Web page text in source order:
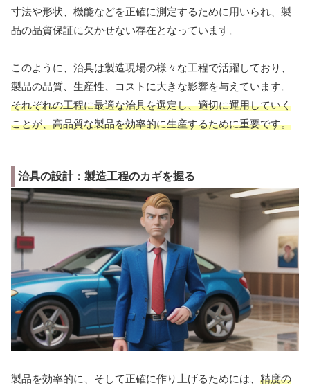
寸法や形状、機能などを正確に測定するために用いられ、製
品の品質保証に欠かせない存在となっています。
このように、治具は製造現場の様々な工程で活躍しており、
製品の品質、生産性、コストに大きな影響を与えています。
それぞれの工程に最適な治具を選定し、適切に運用していく
ことが、高品質な製品を効率的に生産するために重要です。
治具の設計：製造工程のカギを握る
製品を効率的に、そして正確に作り上げるためには、 精度の